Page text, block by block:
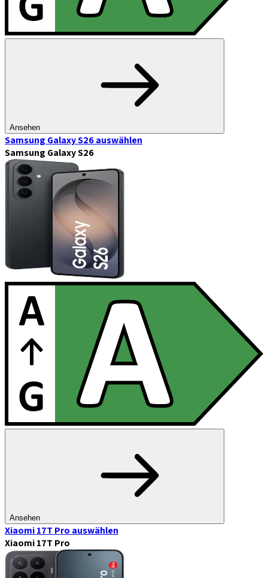
Ansehen
Samsung Galaxy S26auswählen
Samsung Galaxy S26
Ansehen
Xiaomi 17T Pro auswählen
Xiaomi 17T Pro